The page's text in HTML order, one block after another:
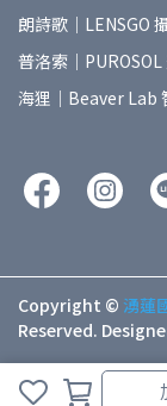
朗詩歌｜LENSGO
普洛索｜
海狸｜Beaver Lab
Copyright © 湧蓮
Reserved.